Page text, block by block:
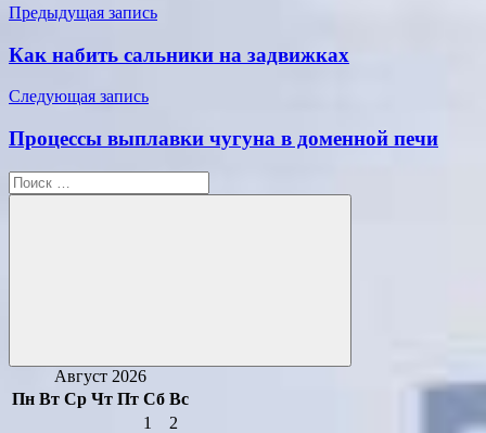
Навигация
по
Предыдущая запись
Как набить сальники на задвижках
Следующая запись
Процессы выплавки чугуна в доменной печи
Поиск
для:
Поиск
Август 2026
Пн Вт Ср Чт Пт Сб Вс
1
2